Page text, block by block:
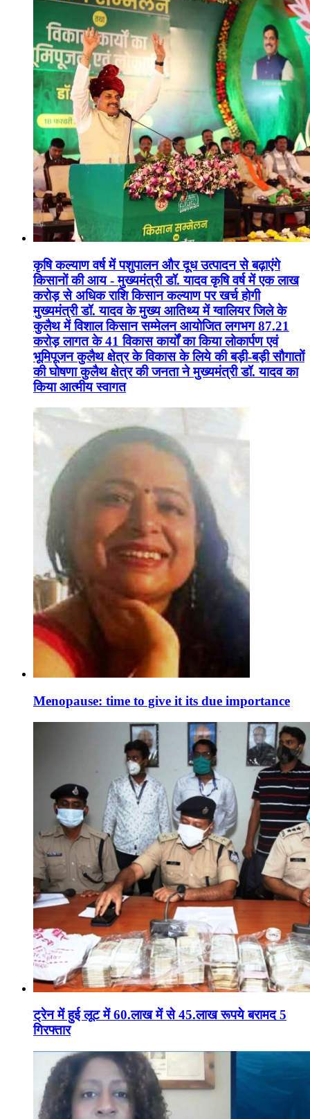
कृषि कल्याण वर्ष में पशुपालन और दूध उत्पादन से बढ़ाएंगे
किसानों की आय - मुख्यमंत्री डॉ. यादव कृषि वर्ष में एक लाख
करोड़ से अधिक राशि किसान कल्याण पर खर्च होगी
मुख्यमंत्री डॉ. यादव के मुख्य आतिथ्य में ग्वालियर जिले के
कुलैथ में विशाल किसान सम्मेलन आयोजित लगभग 87.21
करोड़ लागत के 41 विकास कार्यों का किया लोकार्पण एवं
भूमिपूजन कुलैथ क्षेत्र के विकास के लिये की बड़ी-बड़ी सौगातों
की घोषणा कुलैथ क्षेत्र की जनता ने मुख्यमंत्री डॉ. यादव का
किया आत्मीय स्वागत
Menopause: time to give it its due importance
ट्रेन में हुई लूट में 60.लाख में से 45.लाख रूपये बरामद 5
गिरफ्तार